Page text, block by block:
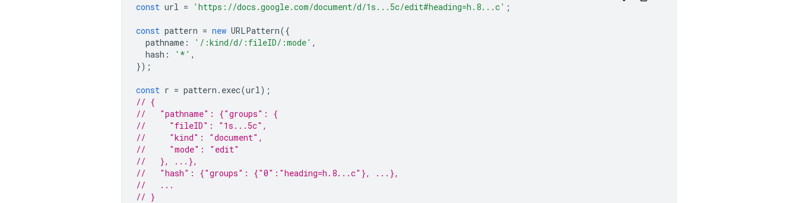
const url = 'https://docs.google.com/document/d/1s...5c/edit#heading=h.8...c' ;
const pattern = new URLPattern({
pathname : '/:kind/d/:fileID/:mode' ,
hash : '*' ,
});
const r = pattern . exec(url);
// {
//   "pathname": {"groups": {
//     "fileID": "1s...5c",
//     "kind": "document",
//     "mode": "edit"
//   }, ...},
//   "hash": {"groups": {"0":"heading=h.8...c"}, ...},
//   ...
// }